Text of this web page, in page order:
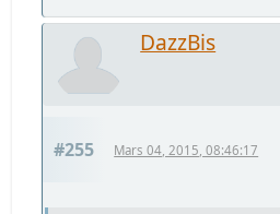
DazzBis
#255 Mars 04, 2015, 08:46:17